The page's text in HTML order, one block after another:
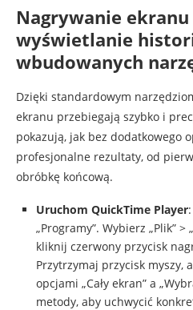
Nagrywanie ekranu
wyświetlanie
wbudowanych
Dzięki standardowym
ekranu przebiegają szybko i
pokazują, jak bez dodatkowego
profesjonalne rezultaty, od
obróbkę końcową.
Uruchom QuickTime Player
„Programy”. Wybierz „Plik”
kliknij czerwony przycisk
Przytrzymaj przycisk myszy,
opcjami „Cały ekran” a
metody, aby uchwycić